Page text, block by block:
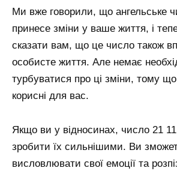
Ми вже говорили, що ангельське
принесе зміни у ваше життя, і
сказати вам, що це число також
особисте життя. Але немає
турбуватися про ці зміни, тому
корисні для вас.
Якщо ви у відносинах, число 21
зробити їх сильнішими. Ви
висловлювати свої емоції та